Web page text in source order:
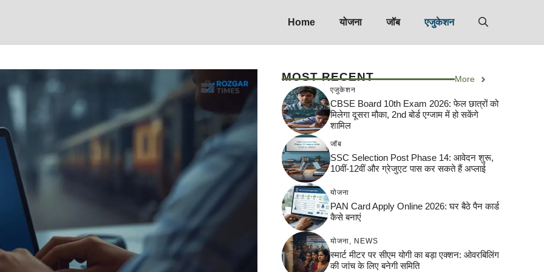
Home योजना जॉब एजुकेशन
MOST RECENT More
एजुकेशन
CBSE Board 10th Exam 2026: फेल छात्रों को
मिलेगा दूसरा मौका, 2nd बोर्ड एग्जाम में हो सकेंगे
शामिल
जॉब
SSC Selection Post Phase 14: आवेदन शुरू,
10वीं-12वीं और ग्रेजुएट पास कर सकते हैं अप्लाई
योजना
PAN Card Apply Online 2026: घर बैठे पैन कार्ड
कैसे बनाएं
योजना NEWS
स्मार्ट मीटर पर सीएम योगी का बड़ा एक्शन: ओवरबिलिंग
की जांच के लिए बनेगी समिति